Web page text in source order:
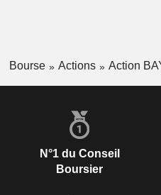
Bourse Actions Action
N°1 du Conseil
Boursier